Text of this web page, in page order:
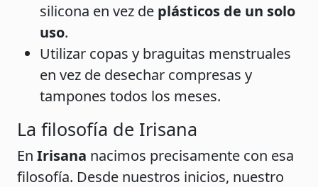
silicona en vez de plásticos de un solo
uso.
Utilizar copas y braguitas menstruales
en vez de desechar compresas y
tampones todos los meses.
La filosofía de Irisana
En Irisana nacimos precisamente con esa
filosofía. Desde nuestros inicios, nuestro